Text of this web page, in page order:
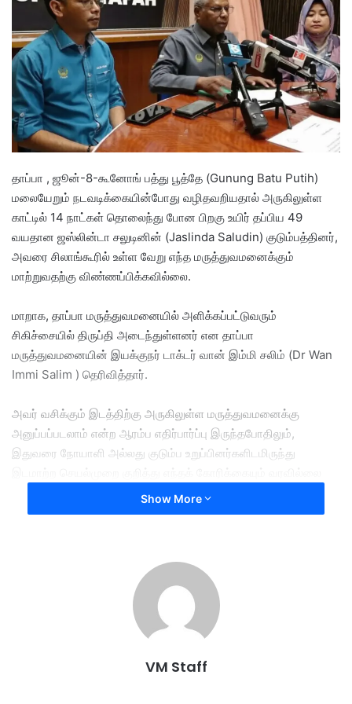
a
n
e
m
a
i
l
தாப்பா , ஜூன்-8-கூனோங் பத்து பூத்தே (Gunung Batu Putih)
மலையேறும் நடவடிக்கையின்போது வழிதவறியதால் அருகிலுள்ள
காட்டில் 14 நாட்கள் தொலைந்து போன பிறகு உயிர் தப்பிய 49
வயதான ஜஸ்லின்டா சலுடினின் (Jaslinda Saludin) குடும்பத்தினர்,
அவரை சிலாங்கூரில் உள்ள வேறு எந்த மருத்துவமனைக்கும்
மாற்றுவதற்கு விண்ணப்பிக்கவில்லை.
மாறாக, தாப்பா மருத்துவமனையில் அளிக்கப்பட்டுவரும்
சிகிச்சையில் திருப்தி அடைந்துள்ளனர் என தாப்பா
மருத்துவமனையின் இயக்குநர் டாக்டர் வான் இம்மி சலிம் (Dr Wan
Immi Salim ) தெரிவித்தார்.
அவர் வசிக்கும் இடத்திற்கு அருகிலுள்ள மருத்துவமனைக்கு
அனுப்பப்படலாம் என்ற ஆரம்ப எதிர்பார்ப்பு இருந்தபோதிலும்,
இதுவரை நோயாளி அல்லது குடும்ப உறுப்பினர்களிடமிருந்து
இன்று நடைபெற்ற செய்தியாளர் சந்திப்பில் வான் இம்மி சலிம்
சுட்டிக்காட்டினார்.
படையினரால் மீட்கப்பட்ட பிறகு , ஜூன் 6, ஆம் தேதி மருத்துவமனை
வார்டில் அனுமதிக்கப்பட்டதிலிருந்து, ஜஸ்லின்டா தற்போது சீரான
நிலையில் இருப்பதாடு , குணமடைவதில் ஆக்கப்பூர்வமான
முன்னேற்றத்தைக் காட்டியுள்ளார்.
நீண்ட காலமாக காட்டில் இருந்ததால் ஏற்பட்ட காயங்கள் மற்றும்
Show More
VM Staff